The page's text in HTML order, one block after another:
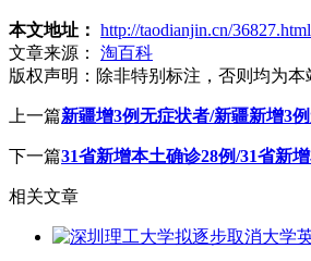
本文地址： http://taodianjin.cn/36827.html
文章来源：
淘百科
版权声明： 除非特别标注，否则均为
上一篇新疆增3例无症状者/新疆新增3
下一篇31省新增本土确诊28例/31省新
相关文章